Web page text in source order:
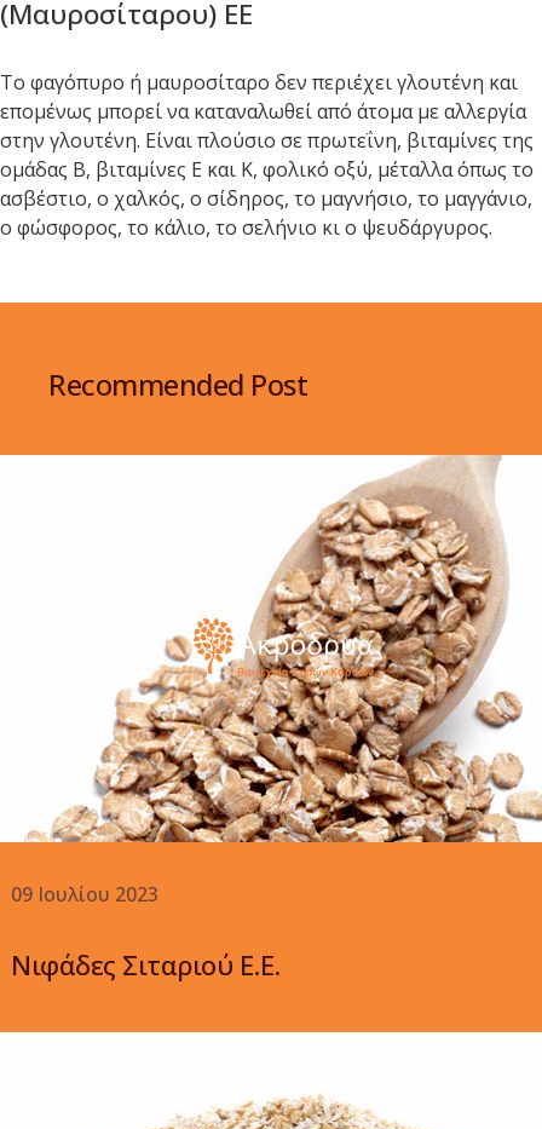
(Μαυροσίταρου) ΕΕ
Το φαγόπυρο ή μαυροσίταρο δεν περιέχει γλουτένη και
επομένως μπορεί να καταναλωθεί από άτομα με αλλεργία
στην γλουτένη. Είναι πλούσιο σε πρωτεΐνη, βιταμίνες της
ομάδας Β, βιταμίνες Ε και Κ, φολικό οξύ, μέταλλα όπως το
ασβέστιο, ο χαλκός, ο σίδηρος, το μαγνήσιο, το μαγγάνιο,
ο φώσφορος, το κάλιο, το σελήνιο κι ο ψευδάργυρος.
Recommended Post
Νιφάδες Σιταριού Ε.Ε.
09 Ιουλίου 2023